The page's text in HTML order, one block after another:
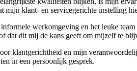
mijn klant- en servicegerichte instelling
werkomgeving en het leuke
dat dit mij de kans geeft om mijzelf te
klantgerichtheid en mijn
in een persoonlijk gesprek.